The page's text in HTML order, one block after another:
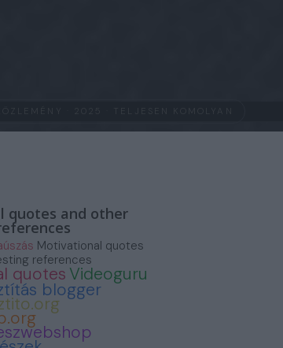
quotes and other
Motivational quotes
references
quotes Videoguru
blogger
· 2025 · TELJESEN KOMOLYAN